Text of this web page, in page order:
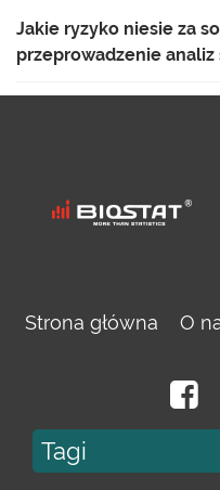
Jakie ryzyko niesie za
przeprowadzenie
Strona główna O
Tagi